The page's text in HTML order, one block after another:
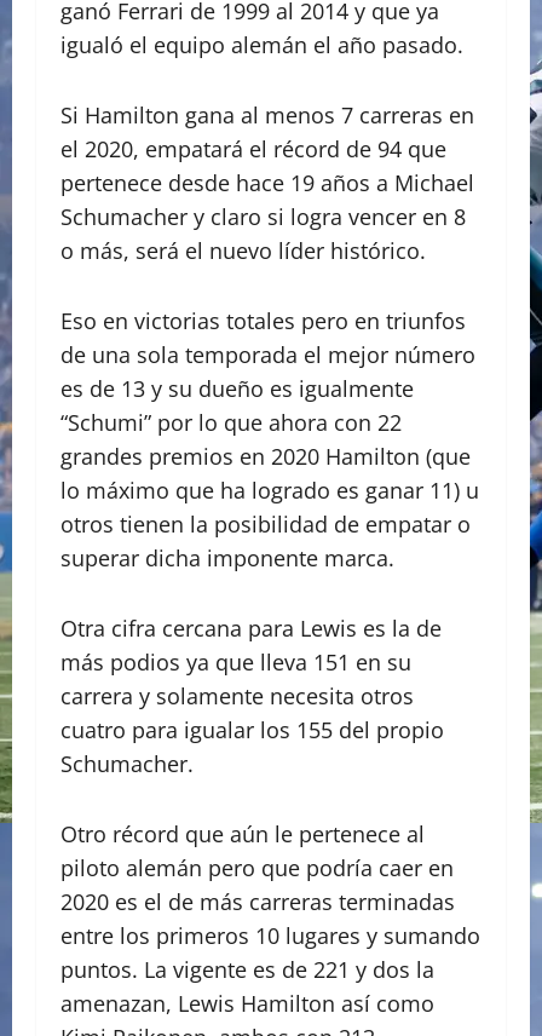
ganó Ferrari de 1999 al 2014 y que ya
igualó el equipo alemán el año pasado.
Si Hamilton gana al menos 7 carreras en
el 2020, empatará el récord de 94 que
pertenece desde hace 19 años a Michael
Schumacher y claro si logra vencer en 8
o más, será el nuevo líder histórico.
Eso en victorias totales pero en triunfos
de una sola temporada el mejor número
es de 13 y su dueño es igualmente
“Schumi” por lo que ahora con 22
grandes premios en 2020 Hamilton (que
lo máximo que ha logrado es ganar 11) u
otros tienen la posibilidad de empatar o
superar dicha imponente marca.
Otra cifra cercana para Lewis es la de
más podios ya que lleva 151 en su
carrera y solamente necesita otros
cuatro para igualar los 155 del propio
Schumacher.
Otro récord que aún le pertenece al
piloto alemán pero que podría caer en
2020 es el de más carreras terminadas
entre los primeros 10 lugares y sumando
puntos. La vigente es de 221 y dos la
amenazan, Lewis Hamilton así como